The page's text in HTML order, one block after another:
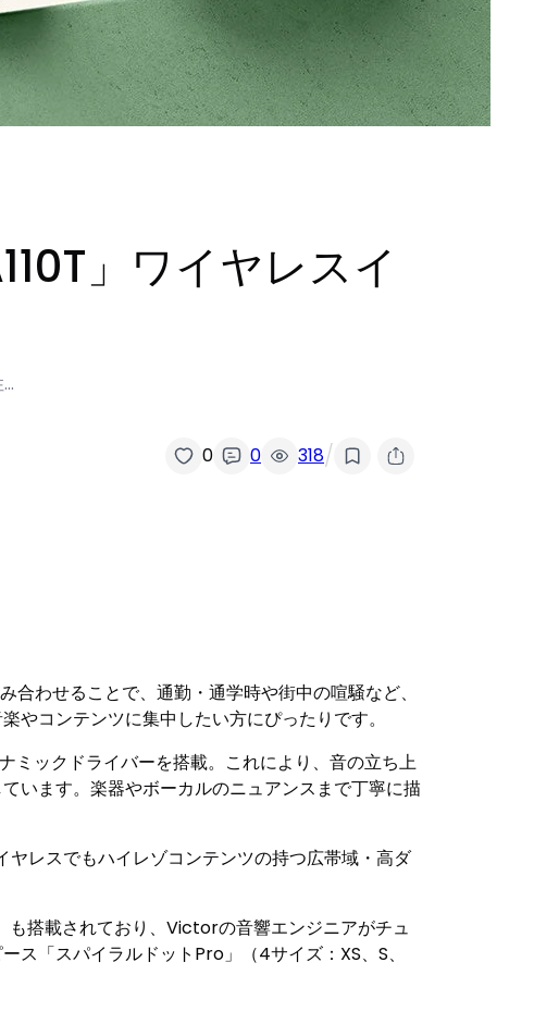
」ワイヤレスイ
0 0 318/
合わせることで、通勤・通学時や街中の喧騒など、
コンテンツに集中したい方にぴったりです。
ミックドライバーを搭載。これにより、音の立ち上
います。楽器やボーカルのニュアンスまで丁寧に描
レスでもハイレゾコンテンツの持つ広帯域・高ダ
も搭載されており、Victorの音響エンジニアがチュ
「スパイラルドットPro」（4サイズ：XS、S、